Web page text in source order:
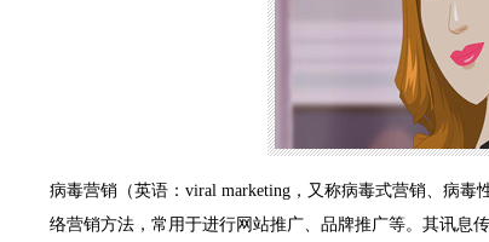
病毒营销（英语：viral marketing，又称病毒式营销、病
络营销方法，常用于进行网站推广、品牌推广等。其讯息